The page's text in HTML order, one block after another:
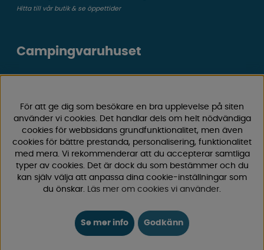
Hitta till vår butik & se öppettider
Campingvaruhuset
Välkommen till Sveriges största utbud av
50 års erfarenhet är vi din självklara partner för allt inom
camping och fritid.
Hos oss hittar du allt från reservdelar till smarta tillbehör
som gör din campingupplevelse smidigare och roligare.
Vi erbjuder hög kvalitet och konkurrenskraftiga priser –
både online och i vår fysiskabutik i Enköping.
nyheter och exklusiva erbjudanden. Campinglivet börjar
För att ge dig som besökare en bra upplevelse på siten
använder vi cookies. Det handlar dels om helt nödvändiga
cookies för webbsidans grundfunktionalitet, men även
cookies för bättre prestanda, personalisering, funktionalitet
med mera. Vi rekommenderar att du accepterar samtliga
typer av cookies. Det är dock du som bestämmer och du
kan själv välja att anpassa dina cookie-inställningar som
du önskar. Läs mer om cookies vi använder.
Se mer info Godkänn